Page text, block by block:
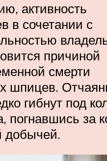
активность
в сочетании с
причиной
смерти
шпицев.
гибнут под
погнавшись за
добычей.